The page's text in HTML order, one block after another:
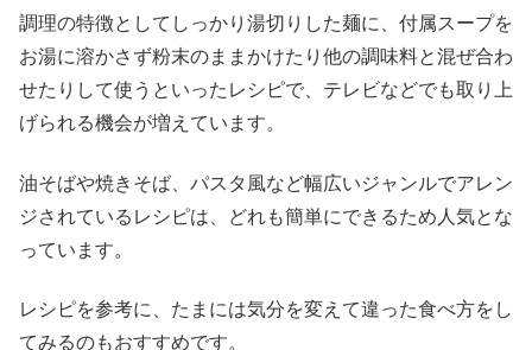
調理の特徴としてしっかり湯切りした麺に、付属スープを
お湯に溶かさず粉末のままかけたり他の調味料と混ぜ合わ
せたりして使うといったレシピで、テレビなどでも取り上
げられる機会が増えています。
油そばや焼きそば、パスタ風など幅広いジャンルでアレン
ジされているレシピは、どれも簡単にできるため人気とな
っています。
レシピを参考に、たまには気分を変えて違った食べ方をし
てみるのもおすすめです。